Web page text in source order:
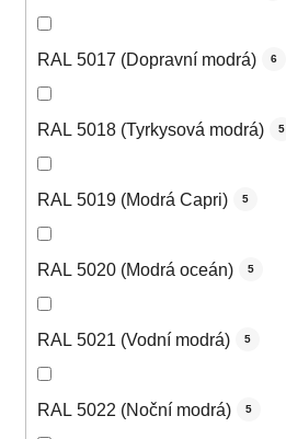
RAL 5017 (Dopravní modrá) 6
RAL 5018 (Tyrkysová modrá) 5
RAL 5019 (Modrá Capri) 5
RAL 5020 (Modrá oceán) 5
RAL 5021 (Vodní modrá) 5
RAL 5022 (Noční modrá) 5